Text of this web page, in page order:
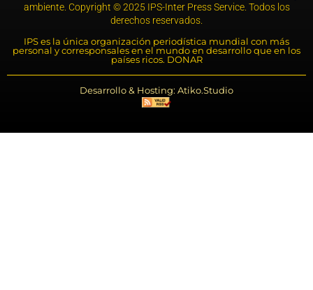
ambiente. Copyright © 2025 IPS-Inter Press Service. Todos los
derechos reservados.
IPS es la única organización periodística mundial con más
personal y corresponsales en el mundo en desarrollo que en los
países ricos. DONAR
Desarrollo & Hosting: Atiko.Studio